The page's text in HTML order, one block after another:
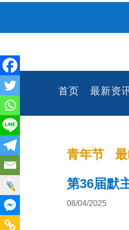
首页 最新资
青年节
第36届默
08/04/2025